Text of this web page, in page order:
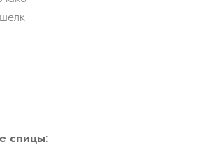
спицы: